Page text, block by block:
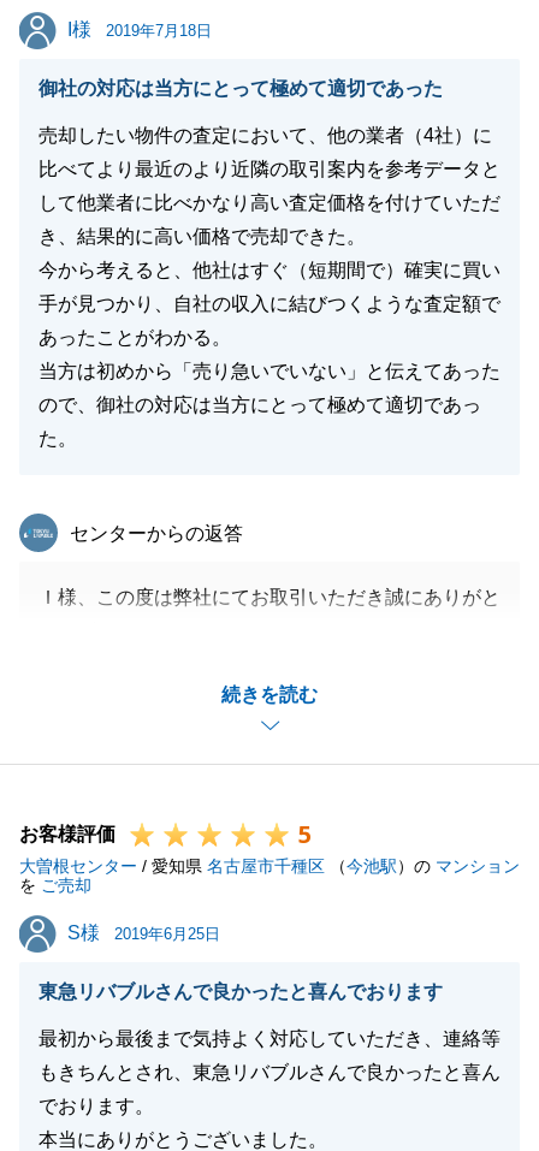
I様
I様 2019年7月18日
御社の対応は当方にとって極めて適切であった
売却したい物件の査定において、他の業者（4社）に
比べてより最近のより近隣の取引案内を参考データと
して他業者に比べかなり高い査定価格を付けていただ
き、結果的に高い価格で売却できた。
今から考えると、他社はすぐ（短期間で）確実に買い
手が見つかり、自社の収入に結びつくような査定額で
あったことがわかる。
当方は初めから「売り急いでいない」と伝えてあった
ので、御社の対応は当方にとって極めて適切であっ
た。
続きを読む
東急リバブル
センターからの返答
Ｉ様、この度は弊社にてお取引いただき誠にありがと
評価いただけるお客様を探すことを念頭に販売活動を
今回、多少期間は頂戴しましたが、Ｉ様のご所有不動
面についてもＩ様がご満足いただける結果になったと
思われます。
また不動産に関するお困りごとがございましたらお気
軽にご相談ください。
閉じる
お客様評価 5
大曽根センター / 愛知県 名古屋市千種区 （今池駅）の マンション
を ご売却
S様
S様 2019年6月25日
東急リバブルさんで良かったと喜んでおります
最初から最後まで気持よく対応していただき、連絡等
もきちんとされ、東急リバブルさんで良かったと喜ん
でおります。
本当にありがとうございました。